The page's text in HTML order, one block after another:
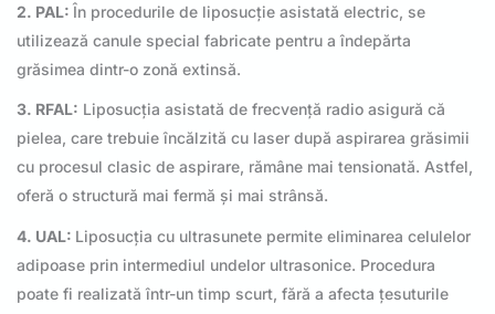
2. PAL: În procedurile de liposucție asistată electric, se
utilizează canule special fabricate pentru a îndepărta
grăsimea dintr-o zonă extinsă.
3. RFAL: Liposucția asistată de frecvență radio asigură că
pielea, care trebuie încălzită cu laser după aspirarea grăsimii
cu procesul clasic de aspirare, rămâne mai tensionată. Astfel,
oferă o structură mai fermă și mai strânsă.
4. UAL: Liposucția cu ultrasunete permite eliminarea celulelor
adipoase prin intermediul undelor ultrasonice. Procedura
poate fi realizată într-un timp scurt, fără a afecta țesuturile